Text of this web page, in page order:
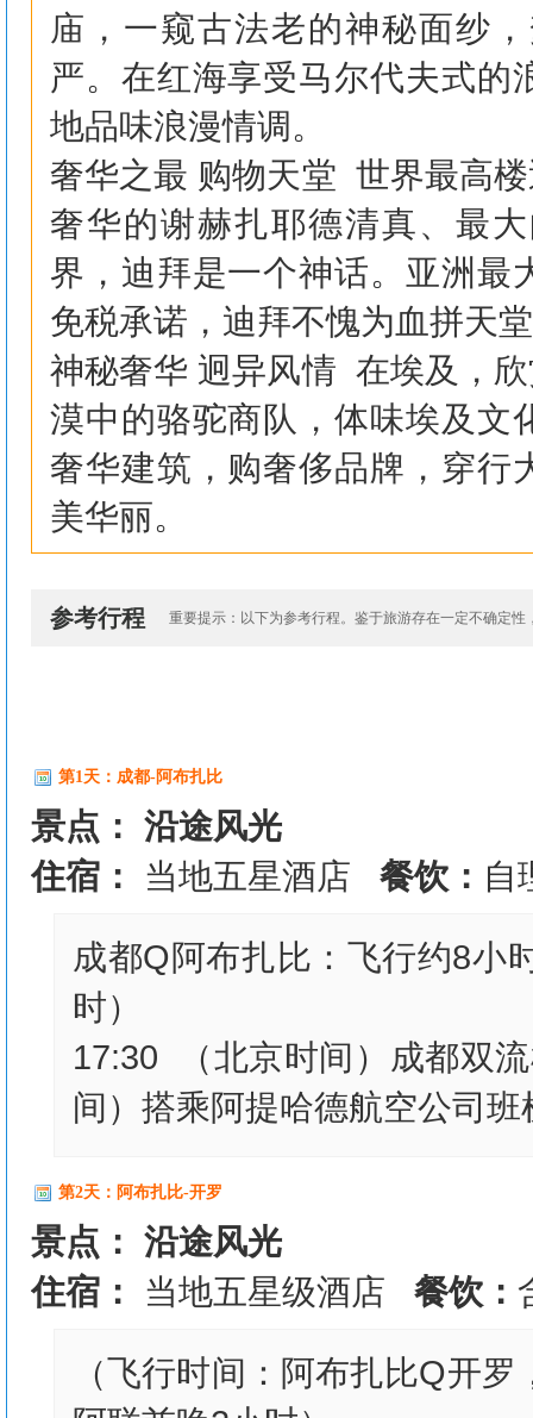
庙，一窥古法老的神秘面纱
严。在红海享受马尔代夫式的
地品味浪漫情调。
奢华之最 购物天堂 世界最高
奢华的谢赫扎耶德清真、最
界，迪拜是一个神话。亚洲最
免税承诺，迪拜不愧为血拼天
神秘奢华 迥异风情 在埃及，
漠中的骆驼商队，体味埃及文
奢华建筑，购奢侈品牌，穿行
美华丽。
参考行程 重要提示：以下为参考行程。鉴于旅游存在一定不确定
第1天：成都-阿布扎比
景点： 沿途风光
住宿： 当地五星酒店 餐饮： 自
成都Q阿布扎比：飞行约8小
时）
17:30 （北京时间）成都双
间）搭乘阿提哈德航空公司
第2天：阿布扎比-开罗
景点： 沿途风光
住宿： 当地五星级酒店 餐饮：
（飞行时间：阿布扎比Q开